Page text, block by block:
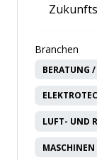
Branchen
BERATUNG
LUFT- UND